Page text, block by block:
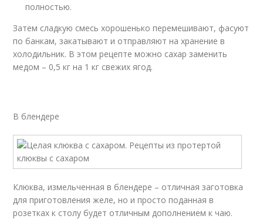
полностью.
Затем сладкую смесь хорошенько перемешивают, фасуют
по банкам, закатывают и отправляют на хранение в
холодильник. В этом рецепте можно сахар заменить
медом – 0,5 кг на 1 кг свежих ягод.
В блендере
Клюква, измельченная в блендере – отличная заготовка
для приготовления желе, но и просто поданная в
розетках к столу будет отличным дополнением к чаю.